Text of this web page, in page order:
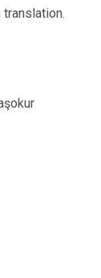
translation.